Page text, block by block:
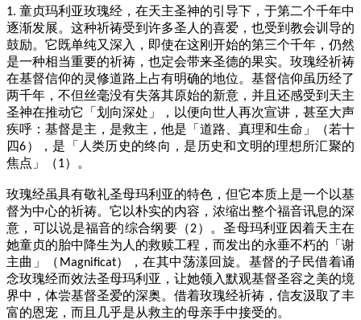
1. 童贞玛利亚玫瑰经，在天主圣神的引导下，于第二个千年中
逐渐发展。这种祈祷受到许多圣人的喜爱，也受到教会训导的
鼓励。它既单纯又深入，即使在这刚开始的第三个千年，仍然
是一种相当重要的祈祷，也定会带来圣德的果实。玫瑰经祈祷
在基督信仰的灵修道路上占有明确的地位。基督信仰虽历经了
两千年，不但丝毫没有失落其原始的新意，并且还感受到天主
圣神在推动它「划向深处」，以便向世人再次宣讲，甚至大声
疾呼：基督是主，是救主，他是「道路、真理和生命」（若十
四6），是「人类历史的终向，是历史和文明的理想所汇聚的
焦点」（1）。
玫瑰经虽具有敬礼圣母玛利亚的特色，但它本质上是一个以基
督为中心的祈祷。它以朴实的内容，浓缩出整个福音讯息的深
意，可以说是福音的综合纲要（2）。圣母玛利亚因着天主在
她童贞的胎中降生为人的救赎工程，而发出的永垂不朽的「谢
主曲」（ Magnificat），在其中荡漾回旋。基督的子民借着诵
念玫瑰经而效法圣母玛利亚，让她领入默观基督圣容之美的境
界中，体尝基督圣爱的深奥。借着玫瑰经祈祷，信友汲取了丰
富的恩宠，而且几乎是从救主的母亲手中接受的。